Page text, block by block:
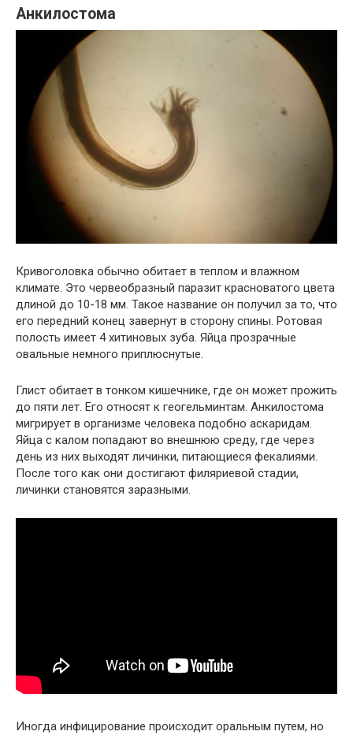
Анкилостома
Кривоголовка обычно обитает в теплом и влажном
климате. Это червеобразный паразит красноватого цвета
длиной до 10-18 мм. Такое название он получил за то, что
его передний конец завернут в сторону спины. Ротовая
полость имеет 4 хитиновых зуба. Яйца прозрачные
овальные немного приплюснутые.
Глист обитает в тонком кишечнике, где он может прожить
до пяти лет. Его относят к геогельминтам. Анкилостома
мигрирует в организме человека подобно аскаридам.
Яйца с калом попадают во внешнюю среду, где через
день из них выходят личинки, питающиеся фекалиями.
После того как они достигают филяриевой стадии,
личинки становятся заразными.
Иногда инфицирование происходит оральным путем, но